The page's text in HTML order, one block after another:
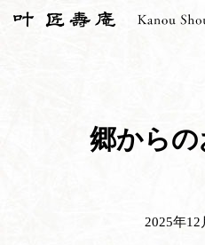
HOME
郷から
2025年12